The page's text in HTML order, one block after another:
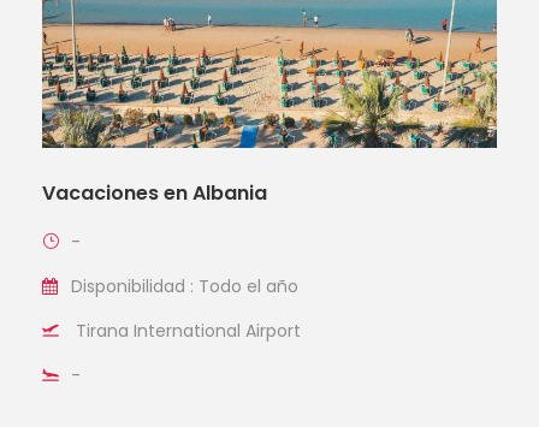
Vacaciones en Albania
-
Disponibilidad : Todo el año
Tirana International Airport
-